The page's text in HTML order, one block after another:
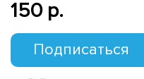
150 p.
Подписаться